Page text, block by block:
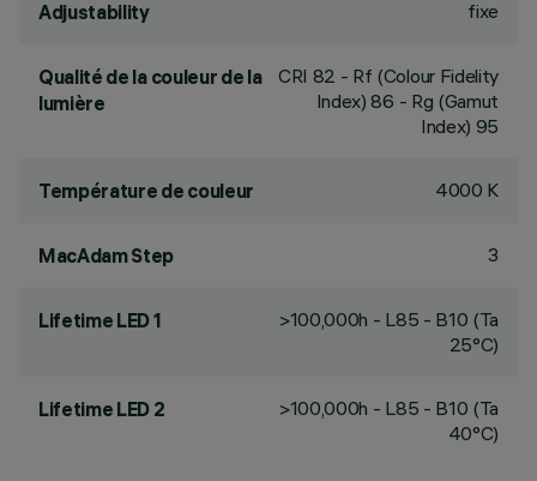
Adjustability fixe
Qualité de la couleur de la
lumière
CRI 82 - Rf (Colour Fidelity
Index) 86 - Rg (Gamut
Index) 95
Température de couleur 4000 K
MacAdam Step 3
Lifetime LED 1
>100,000h - L85 - B10 (Ta
25°C)
Lifetime LED 2
>100,000h - L85 - B10 (Ta
40°C)